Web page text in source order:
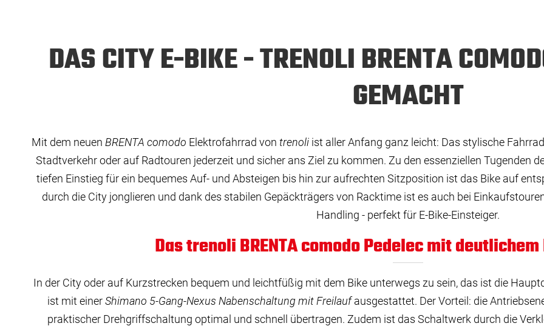
DAS CITY E-BIKE - TRENOLI BRENTA
GEMACHT
Mit dem neuen BRENTA comodo Elektrofahrrad von trenoliist aller Anfang ganz leicht: Das stylische
Stadtverkehr oder auf Radtouren jederzeit und sicher ans Ziel zu kommen. Zu den essenziellen Tugenden
tiefen Einstieg für ein bequemes Auf- und Absteigen bis hin zur aufrechten Sitzposition ist das Bike auf
durch die City jonglieren und dank des stabilen Gepäckträgers von Racktime ist es auch bei
Handling - perfekt für E-Bike-Einsteiger.
Das trenoli BRENTA comodo Pedelec mit
In der City oder auf Kurzstrecken bequem und leichtfüßig mit dem Bike unterwegs zu sein, das ist die
ist mit einerShimano 5-Gang-Nexus Nabenschaltung mit Freilaufausgestattet. Der Vorteil: die
praktischer Drehgriffschaltung optimal und schnell übertragen. Zudem ist das Schaltwerk durch die